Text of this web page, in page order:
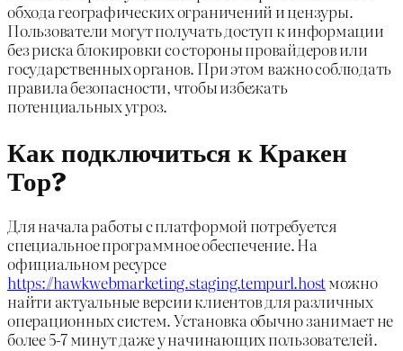
обхода географических ограничений и цензуры.
Пользователи могут получать доступ к информации
без риска блокировки со стороны провайдеров или
государственных органов. При этом важно соблюдать
правила безопасности, чтобы избежать
потенциальных угроз.
Как подключиться к Кракен
Тор?
Для начала работы с платформой потребуется
специальное программное обеспечение. На
официальном ресурсе
https://hawkwebmarketing.staging.tempurl.hostможно
найти актуальные версии клиентов для различных
операционных систем. Установка обычно занимает не
более 5-7 минут даже у начинающих пользователей.